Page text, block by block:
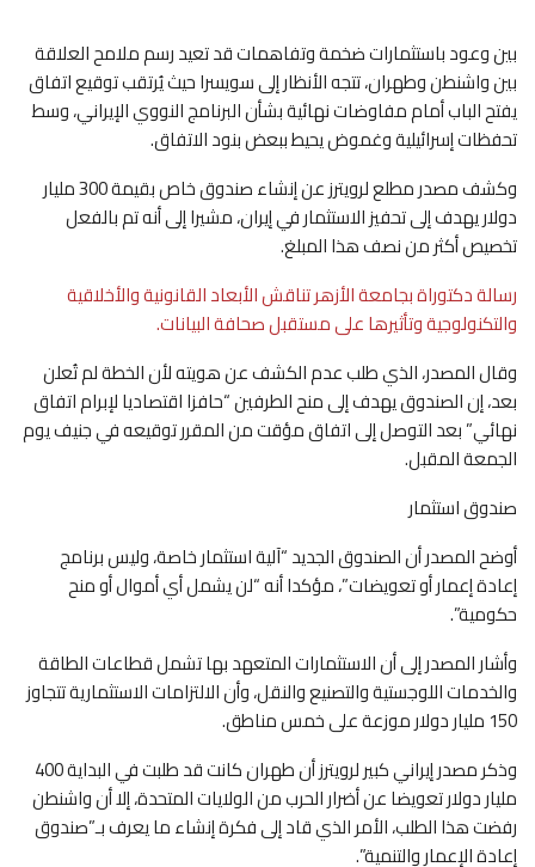
بين وعود باستثمارات ضخمة وتفاهمات قد تعيد رسم ملامح العلاقة
بين واشنطن وطهران، تتجه الأنظار إلى سويسرا حيث يُرتقب توقيع اتفاق
يفتح الباب أمام مفاوضات نهائية بشأن البرنامج النووي الإيراني، وسط
تحفظات إسرائيلية وغموض يحيط ببعض بنود الاتفاق.
وكشف مصدر مطلع لرويترز عن إنشاء صندوق خاص بقيمة 300 مليار
دولار يهدف إلى تحفيز الاستثمار في إيران، مشيرا إلى أنه تم بالفعل
تخصيص أكثر من نصف هذا المبلغ.
رسالة دكتوراة بجامعة الأزهر تناقش الأبعاد القانونية والأخلاقية
والتكنولوجية وتأثيرها على مستقبل صحافة البيانات.
وقال المصدر، الذي طلب عدم الكشف عن هويته لأن الخطة لم تُعلن
بعد، إن الصندوق يهدف إلى منح الطرفين “حافزا اقتصاديا لإبرام اتفاق
نهائي” بعد التوصل إلى اتفاق مؤقت من المقرر توقيعه في جنيف يوم
الجمعة المقبل.
صندوق استثمار
أوضح المصدر أن الصندوق الجديد “آلية استثمار خاصة، وليس برنامج
إعادة إعمار أو تعويضات”، مؤكدا أنه “لن يشمل أي أموال أو منح
حكومية”.
وأشار المصدر إلى أن الاستثمارات المتعهد بها تشمل قطاعات الطاقة
والخدمات اللوجستية والتصنيع والنقل، وأن الالتزامات الاستثمارية تتجاوز
150 مليار دولار موزعة على خمس مناطق.
وذكر مصدر إيراني كبير لرويترز أن طهران كانت قد طلبت في البداية 400
مليار دولار تعويضا عن أضرار الحرب من الولايات المتحدة، إلا أن واشنطن
رفضت هذا الطلب، الأمر الذي قاد إلى فكرة إنشاء ما يعرف بـ”صندوق
إعادة الإعمار والتنمية”.